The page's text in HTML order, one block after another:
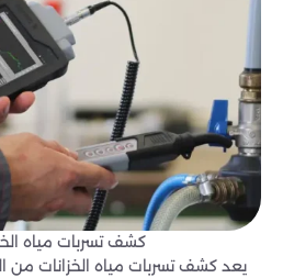
كشف تسربات مياه
يعد كشف تسربات مياه الخزانات